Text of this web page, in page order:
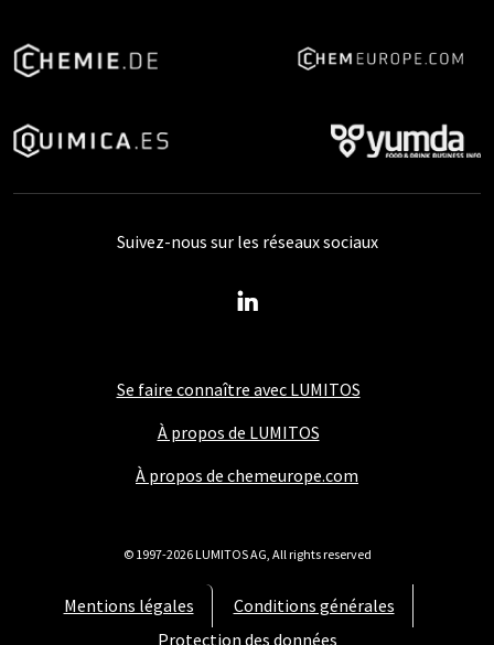
Se faire connaître avec LUMITOS
À propos de LUMITOS
À propos de chemeurope.com
Mentions légales
Conditions générales
Protection des données
Suivez-nous sur les réseaux sociaux
© 1997-2026 LUMITOS AG, All rights reserved